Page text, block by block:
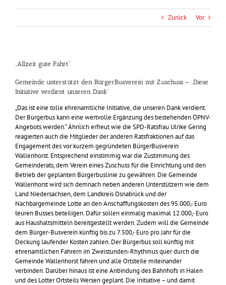
Zurück Vor
„Allzeit gute Fahrt“
Gemeinde unterstützt den BürgerBusverein mit Zuschuss – „Diese
Initiative verdient unseren Dank“
„Das ist eine tolle ehrenamtliche Initiative, die unseren Dank verdient.
Der Bürgerbus kann eine wertvolle Ergänzung des bestehenden ÖPNV-
Angebots werden.“ Ähnlich erfreut wie die SPD-Ratsfrau Ulrike Gering
reagierten auch die Mitglieder der anderen Ratsfraktionen auf das
Engagement des vor kurzem gegründeten BürgerBusverein
Wallenhorst. Entsprechend einstimmig war die Zustimmung des
Gemeinderats, dem Verein eines Zuschuss für die Einrichtung und den
Betrieb der geplanten Bürgerbuslinie zu gewähren. Die Gemeinde
Wallenhorst wird sich demnach neben anderen Unterstützern wie dem
Land Niedersachsen, dem Landkreis Osnabrück und der
Nachbargemeinde Lotte an den Anschaffungskosten des 95.000,- Euro
teuren Busses beteiligen. Dafür sollen einmalig maximal 12.000,- Euro
aus Haushaltsmitteln bereitgestellt werden. Zudem will die Gemeinde
dem Bürger-Busverein künftig bis zu 7.500,- Euro pro Jahr für die
Deckung laufender Kosten zahlen. Der Bürgerbus soll künftig mit
ehrenamtlichen Fahrern im Zweistunden-Rhythmus quer durch die
Gemeinde Wallenhorst fahren und alle Ortsteile miteinander
verbinden. Darüber hinaus ist eine Anbindung des Bahnhofs in Halen
und des Lotter Ortsteils Wersen geplant. Die Initiative – und damit